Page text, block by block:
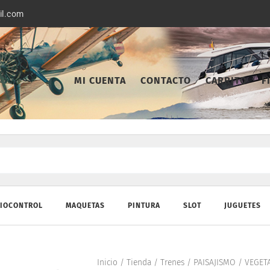
MI CUENTA CONTACTO CARRITO
MAQUETAS PINTURA SLOT JUGUETES
Inicio / Tienda/ Trenes/ PAISAJISMO /